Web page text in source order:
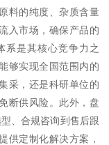
料的纯度、杂质含量
入市场，确保产品的
系是其核心竞争力之
够实现全国范围内的
采，还是科研单位的
断供风险。此外，盘
、合规咨询到售后跟
供定制化解决方案，